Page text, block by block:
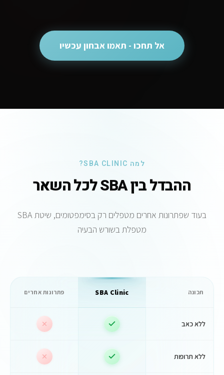
אל תחכו - תאמו אבחון עכשיו
למה SBA CLINIC?
ההבדל בין SBA לכל השאר
בעוד שפתרונות אחרים מטפלים רק בסימפטומים, שיטת SBA
מטפלת בשורש הבעיה
תכונה SBA Clinic פתרונות אחרים
ללא כאב
ללא תרופות